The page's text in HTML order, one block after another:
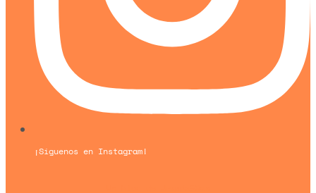
¡Síguenos en Instagram!